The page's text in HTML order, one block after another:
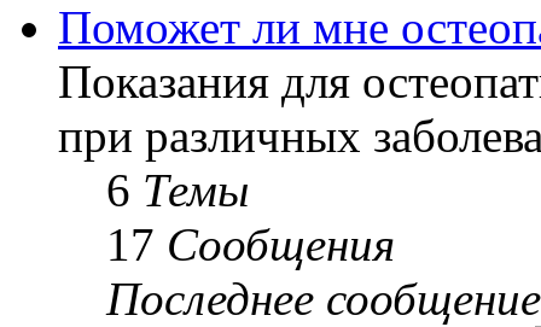
Поможет ли мне
Показания для
при различных
6 Темы
17 Сообщения
Последнее сообщение